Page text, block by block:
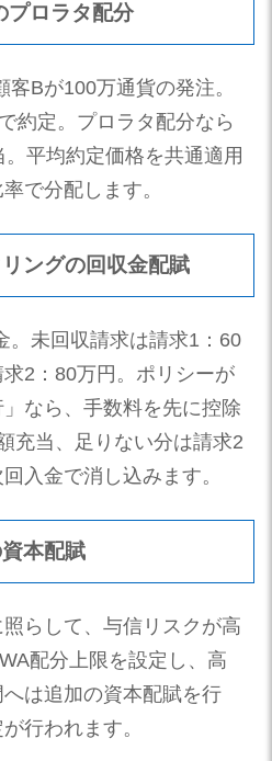
プロラタ配分
Bが100万通貨の発注。
約定。プロラタ配分なら
平均約定価格を共通適用
で分配します。
ングの回収金配賦
。未回収請求は請求1：60
2：80万円。ポリシーが
」なら、手数料を先に控除
充当、足りない分は請求2
入金で消し込みます。
本配賦
らして、与信リスクが高
配分上限を設定し、高
は追加の資本配賦を行
行われます。